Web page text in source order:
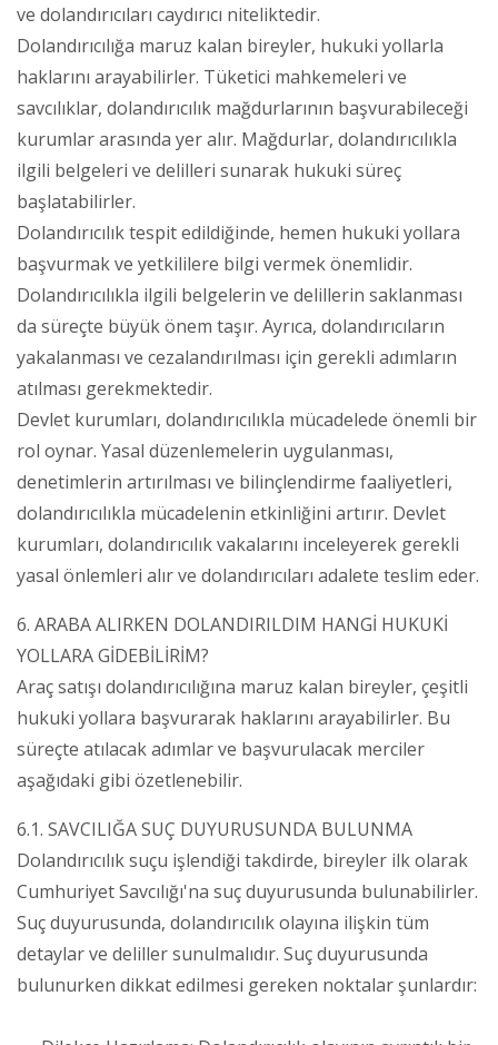
ve dolandırıcıları caydırıcı niteliktedir.
Dolandırıcılığa maruz kalan bireyler, hukuki yollarla
haklarını arayabilirler. Tüketici mahkemeleri ve
savcılıklar, dolandırıcılık mağdurlarının başvurabileceği
kurumlar arasında yer alır. Mağdurlar, dolandırıcılıkla
ilgili belgeleri ve delilleri sunarak hukuki süreç
başlatabilirler.
Dolandırıcılık tespit edildiğinde, hemen hukuki yollara
başvurmak ve yetkililere bilgi vermek önemlidir.
Dolandırıcılıkla ilgili belgelerin ve delillerin saklanması
da süreçte büyük önem taşır. Ayrıca, dolandırıcıların
yakalanması ve cezalandırılması için gerekli adımların
atılması gerekmektedir.
Devlet kurumları, dolandırıcılıkla mücadelede önemli bir
rol oynar. Yasal düzenlemelerin uygulanması,
denetimlerin artırılması ve bilinçlendirme faaliyetleri,
dolandırıcılıkla mücadelenin etkinliğini artırır. Devlet
kurumları, dolandırıcılık vakalarını inceleyerek gerekli
yasal önlemleri alır ve dolandırıcıları adalete teslim eder.
6. ARABA ALIRKEN DOLANDIRILDIM HANGİ HUKUKİ
YOLLARA GİDEBİLİRİM?
Araç satışı dolandırıcılığına maruz kalan bireyler, çeşitli
hukuki yollara başvurarak haklarını arayabilirler. Bu
süreçte atılacak adımlar ve başvurulacak merciler
aşağıdaki gibi özetlenebilir.
6.1. SAVCILIĞA SUÇ DUYURUSUNDA BULUNMA
Dolandırıcılık suçu işlendiği takdirde, bireyler ilk olarak
Cumhuriyet Savcılığı'na suç duyurusunda bulunabilirler.
Suç duyurusunda, dolandırıcılık olayına ilişkin tüm
detaylar ve deliller sunulmalıdır. Suç duyurusunda
bulunurken dikkat edilmesi gereken noktalar şunlardır: